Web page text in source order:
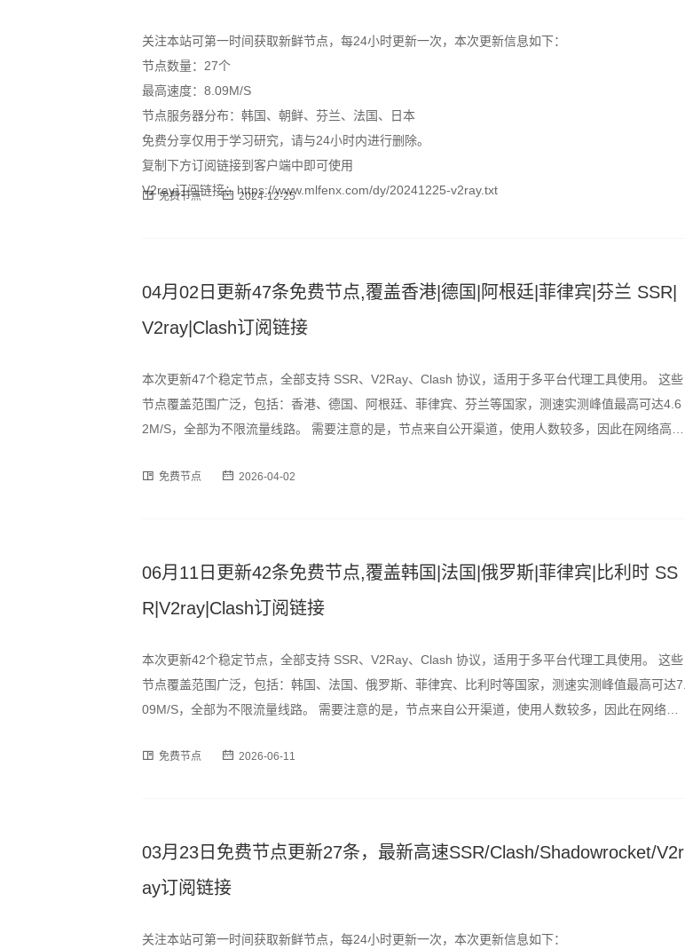
关注本站可第一时间获取新鲜节点，每24小时更新一次，本次更新信息如下：
节点数量：27个
最高速度：8.09M/S
节点服务器分布：韩国、朝鲜、芬兰、法国、日本
免费分享仅用于学习研究，请与24小时内进行删除。
复制下方订阅链接到客户端中即可使用
V2ray订阅链接：https://www.mlfenx.com/dy/20241225-v2ray.txt
免费节点 2024-12-25
04月02日更新47条免费节点,覆盖香港|德国|阿根廷|菲律宾|芬兰 SSR|
V2ray|Clash订阅链接
本次更新47个稳定节点，全部支持 SSR、V2Ray、Clash 协议，适用于多平台代理工具使用。 这些
节点覆盖范围广泛，包括：香港、德国、阿根廷、菲律宾、芬兰等国家，测速实测峰值最高可达4.6
2M/S，全部为不限流量线路。 需要注意的是，节点来自公开渠道，使用人数较多，因此在网络高峰
订阅格式，用户可通过以下链
免费节点 2026-04-02
06月11日更新42条免费节点,覆盖韩国|法国|俄罗斯|菲律宾|比利时 SS
R|V2ray|Clash订阅链接
本次更新42个稳定节点，全部支持 SSR、V2Ray、Clash 协议，适用于多平台代理工具使用。 这些
节点覆盖范围广泛，包括：韩国、法国、俄罗斯、菲律宾、比利时等国家，测速实测峰值最高可达7.
09M/S，全部为不限流量线路。 需要注意的是，节点来自公开渠道，使用人数较多，因此在网络高
为订阅格式，用户可通过以下
免费节点 2026-06-11
03月23日免费节点更新27条，最新高速SSR/Clash/Shadowrocket/V2r
ay订阅链接
关注本站可第一时间获取新鲜节点，每24小时更新一次，本次更新信息如下：